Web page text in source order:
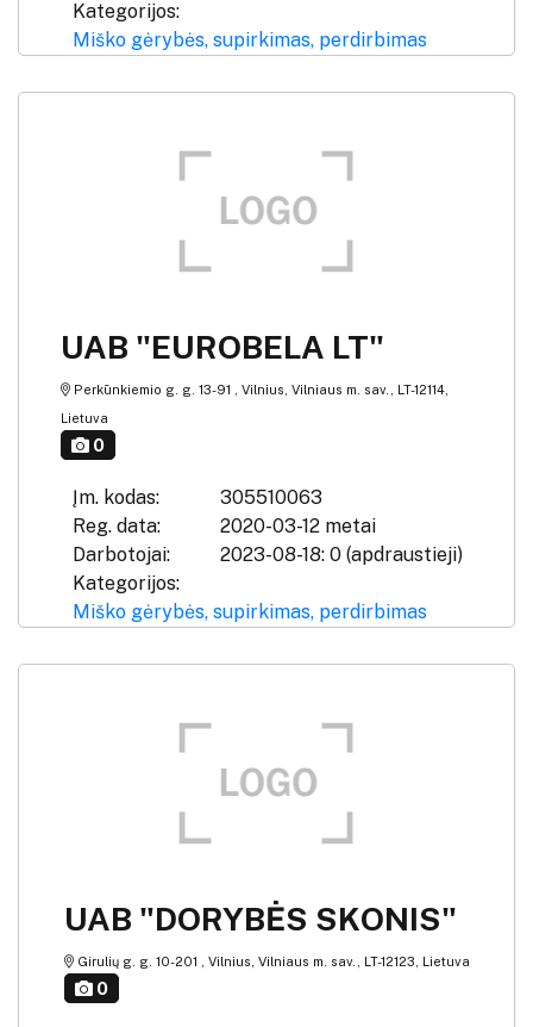
Kategorijos:
Miško gėrybės, supirkimas, perdirbimas
UAB "EUROBELA LT"
Perkūnkiemio g. g. 13-91 , Vilnius, Vilniaus m. sav., LT-12114,
Lietuva
0
Įm. kodas:
305510063
Reg. data:
2020-03-12 metai
Darbotojai:
2023-08-18: 0 (apdraustieji)
Kategorijos:
Miško gėrybės, supirkimas, perdirbimas
UAB "DORYBĖS SKONIS"
Girulių g. g. 10-201 , Vilnius, Vilniaus m. sav., LT-12123, Lietuva
0